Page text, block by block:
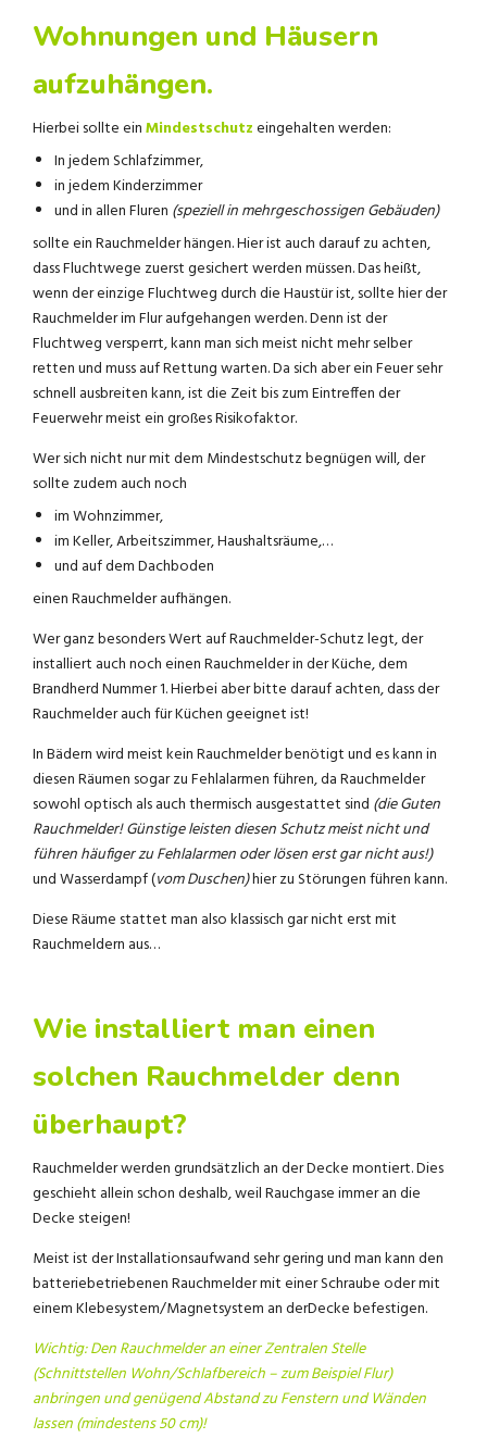
Wohnungen und Häusern
aufzuhängen.
Hierbei sollte einMindestschutzeingehalten werden:
In jedem Schlafzimmer,
in jedem Kinderzimmer
und in allen Fluren (speziell in mehrgeschossigen Gebäuden)
sollte ein Rauchmelder hängen. Hier ist auch darauf zu achten,
dass Fluchtwege zuerst gesichert werden müssen. Das heißt,
wenn der einzige Fluchtweg durch die Haustür ist, sollte hier der
Rauchmelder im Flur aufgehangen werden. Denn ist der
Fluchtweg versperrt, kann man sich meist nicht mehr selber
retten und muss auf Rettung warten. Da sich aber ein Feuer sehr
schnell ausbreiten kann, ist die Zeit bis zum Eintreffen der
Feuerwehr meist ein großes Risikofaktor.
Wer sich nicht nur mit dem Mindestschutz begnügen will, der
sollte zudem auch noch
im Wohnzimmer,
im Keller, Arbeitszimmer, Haushaltsräume,…
und auf dem Dachboden
einen Rauchmelder aufhängen.
Wer ganz besonders Wert auf Rauchmelder-Schutz legt, der
installiert auch noch einen Rauchmelder in der Küche, dem
Brandherd Nummer 1. Hierbei aber bitte darauf achten, dass der
Rauchmelder auch für Küchen geeignet ist!
In Bädern wird meist kein Rauchmelder benötigt und es kann in
diesen Räumen sogar zu Fehlalarmen führen, da Rauchmelder
sowohl optisch als auch thermisch ausgestattet sind (die Guten
Rauchmelder! Günstige leisten diesen Schutz meist nicht und
führen häufiger zu Fehlalarmen oder lösen erst gar nicht aus!)
und Wasserdampf (vom Duschen)hier zu Störungen führen kann.
Diese Räume stattet man also klassisch gar nicht erst mit
Rauchmeldern aus…
Wie installiert man einen
solchen Rauchmelder denn
überhaupt?
Rauchmelder werden grundsätzlich an der Decke montiert. Dies
geschieht allein schon deshalb, weil Rauchgase immer an die
Decke steigen!
Meist ist der Installationsaufwand sehr gering und man kann den
batteriebetriebenen Rauchmelder mit einer Schraube oder mit
einem Klebesystem/Magnetsystem an derDecke befestigen.
Wichtig: Den Rauchmelder an einer Zentralen Stelle
(Schnittstellen Wohn/Schlafbereich – zum Beispiel Flur)
anbringen und genügend Abstand zu Fenstern und Wänden
lassen (mindestens 50 cm)!